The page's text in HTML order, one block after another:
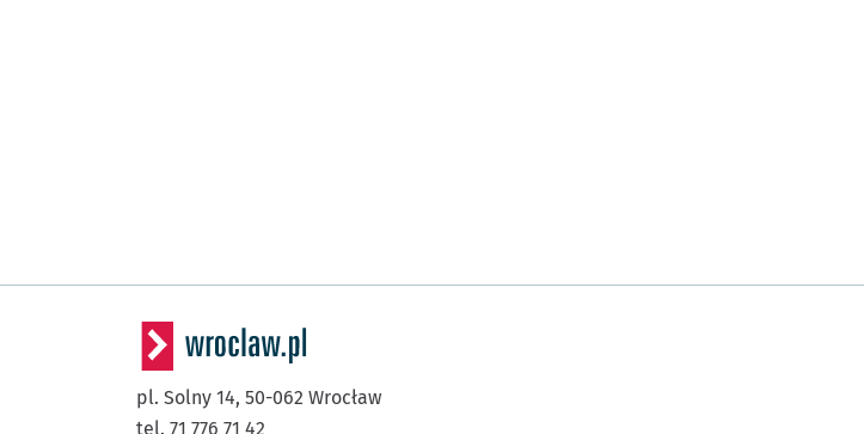
pl. Solny 14, 50-062 Wrocław
tel. 71 776 71 42